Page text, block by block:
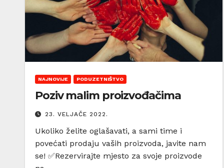
NAJNOVIJE PODUZETNIŠTVO
Poziv malim proizvođačima
23. VELJAČE 2022.
Ukoliko želite oglašavati, a sami time i
povećati prodaju vaših proizvoda, javite nam
se! ✅Rezervirajte mjesto za svoje proizvode